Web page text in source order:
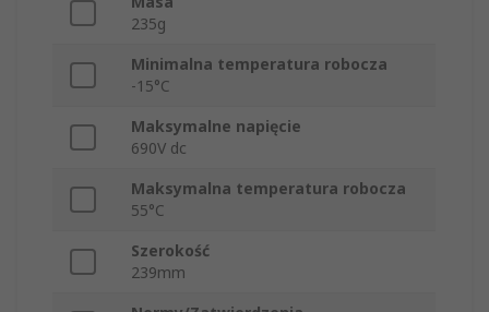
235g
Minimalna temperatura robocza
-15°C
Maksymalne napięcie
690V dc
Maksymalna temperatura robocza
55°C
Szerokość
239mm